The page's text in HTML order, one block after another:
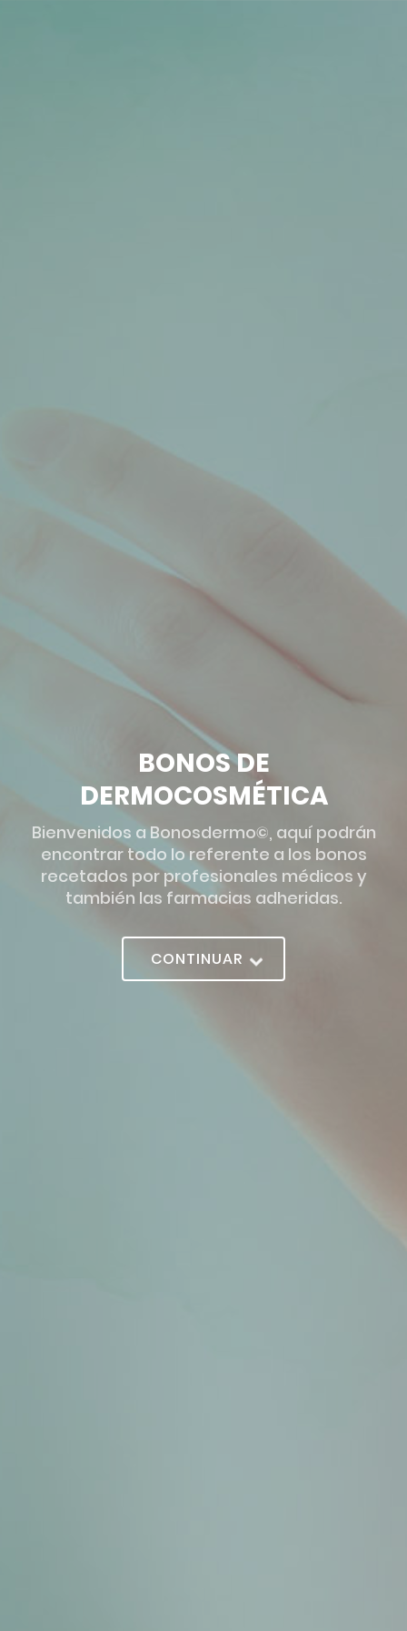
BONOS DE
DERMOCOSMÉTICA
Bienvenidos a Bonosdermo©, aquí podrán
encontrar todo lo referente a los bonos
recetados por profesionales médicos y
también las farmacias adheridas.
CONTINUAR